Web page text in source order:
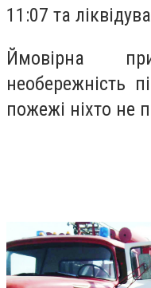
11:07 та
Ймовірна
необережність
пожежі ніхто не